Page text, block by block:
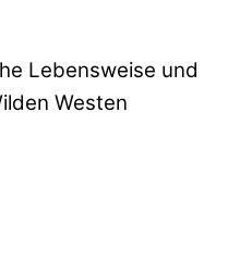
Lebensweise und
Westen